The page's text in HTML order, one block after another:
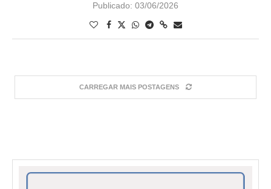
Publicado: 03/06/2026
CARREGAR MAIS POSTAGENS